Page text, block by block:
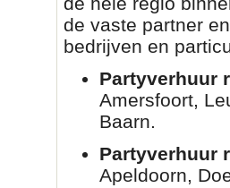
de vaste partner
bedrijven en
Partyverhuur
Amersfoort,
Baarn.
Partyverhuur
Apeldoorn,